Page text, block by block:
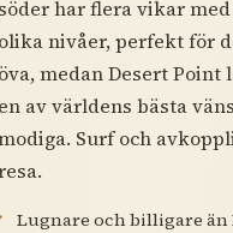
söder har flera vikar
olika nivåer, perfekt för
öva, medan Desert Point
en av världens bästa
Surf och
Lugnare och billigare än